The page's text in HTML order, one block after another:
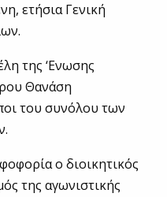
ετήσια Γενική
της ‘Ενωσης
Θανάση
του συνόλου των
ο διοικητικός
της αγωνιστικής